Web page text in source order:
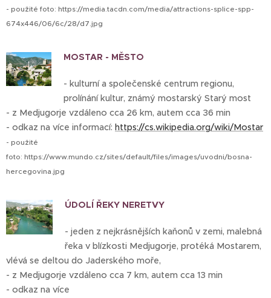
- použité foto: https://media.tacdn.com/media/attractions-splice-spp-
674x446/06/6c/28/d7.jpg
MOSTAR - MĚSTO
- kulturní a společenské centrum regionu,
prolínání kultur, známý mostarský Starý most
- z Medjugorje vzdáleno cca 26 km, autem cca 36 min
- odkaz na více informací: https://cs.wikipedia.org/wiki/Mostar
- použité
foto: https://www.mundo.cz/sites/default/files/images/uvodni/bosna-
hercegovina.jpg
ÚDOLÍ ŘEKY NERETVY
- jeden z nejkrásnějších kaňonů v zemi, malebná
řeka v blízkosti Medjugorje, protéká Mostarem,
vlévá se deltou do Jaderského moře,
- z Medjugorje vzdáleno cca 7 km, autem cca 13 min
- odkaz na více